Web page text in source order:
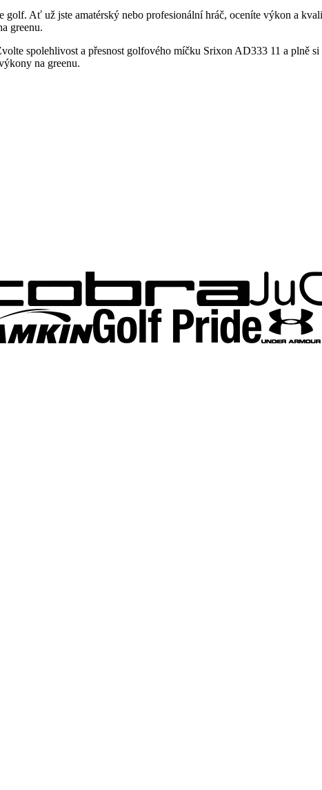
golf. Ať už jste amatérský nebo profesionální hráč, oceníte výkon a
greenu.
spolehlivost a přesnost golfového míčku Srixon AD333 11 a plně
na greenu.